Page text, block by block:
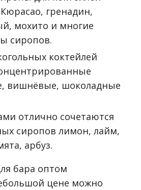
гренадин,
мохито и многие
сиропов.
коктейлей
вишнёвые, шоколадные
отлично сочетаются
сиропов лимон, лайм,
арбуз.
бара оптом
цене можно